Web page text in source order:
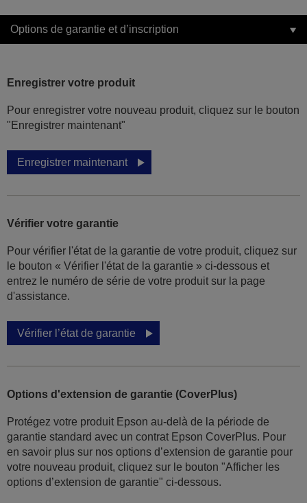
Options de garantie et d’inscription
Enregistrer votre produit
Pour enregistrer votre nouveau produit, cliquez sur le bouton
"Enregistrer maintenant"
Enregistrer maintenant
Vérifier votre garantie
Pour vérifier l'état de la garantie de votre produit, cliquez sur
le bouton « Vérifier l'état de la garantie » ci-dessous et
entrez le numéro de série de votre produit sur la page
d'assistance.
Vérifier l’état de garantie
Options d'extension de garantie (CoverPlus)
Protégez votre produit Epson au-delà de la période de
garantie standard avec un contrat Epson CoverPlus. Pour
en savoir plus sur nos options d’extension de garantie pour
votre nouveau produit, cliquez sur le bouton "Afficher les
options d’extension de garantie" ci-dessous.